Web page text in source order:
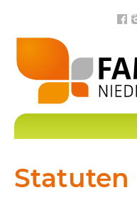
Statuten